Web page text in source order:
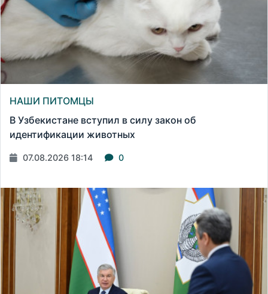
НАШИ ПИТОМЦЫ
В Узбекистане вступил в силу закон об
идентификации животных
07.08.2026 18:14 0